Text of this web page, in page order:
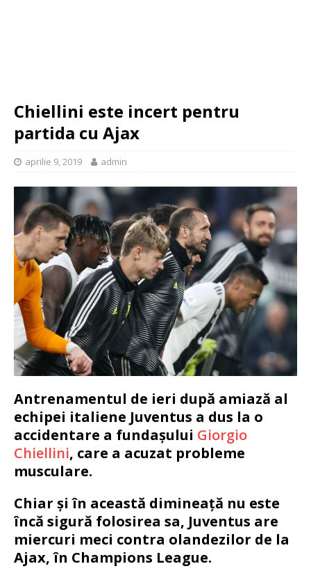
Chiellini este incert pentru
partida cu Ajax
aprilie 9, 2019 admin
Antrenamentul de ieri după amiază al
echipei italiene Juventus a dus la o
accidentare a fundașului Giorgio
Chiellini, care a acuzat probleme
musculare.
Chiar și în această dimineață nu este
încă sigură folosirea sa, Juventus are
miercuri meci contra olandezilor de la
Ajax, în Champions League.